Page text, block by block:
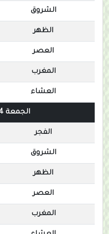
الشروق
الظهر
العصر
المغرب
العشاء
الجمعة 14-08-2026
الفجر
الشروق
الظهر
العصر
المغرب